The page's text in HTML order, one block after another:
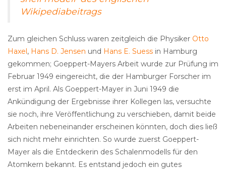
Wikipediabeitrags
Zum gleichen Schluss waren zeitgleich die Physiker Otto
Haxel, Hans D. Jensen und Hans E. Suess in Hamburg
gekommen; Goeppert-Mayers Arbeit wurde zur Prüfung im
Februar 1949 eingereicht, die der Hamburger Forscher im
erst im April. Als Goeppert-Mayer in Juni 1949 die
Ankündigung der Ergebnisse ihrer Kollegen las, versuchte
sie noch, ihre Veröffentlichung zu verschieben, damit beide
Arbeiten nebeneinander erscheinen könnten, doch dies ließ
sich nicht mehr einrichten. So wurde zuerst Goeppert-
Mayer als die Entdeckerin des Schalenmodells für den
Atomkern bekannt. Es entstand jedoch ein gutes